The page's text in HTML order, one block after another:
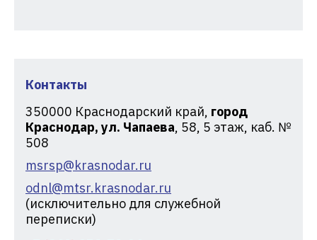
Контакты
350000 Краснодарский край, город
Краснодар, ул. Чапаева, 58, 5 этаж, каб. №
508
msrsp@krasnodar.ru
odnl@mtsr.krasnodar.ru
(исключительно для служебной
переписки)